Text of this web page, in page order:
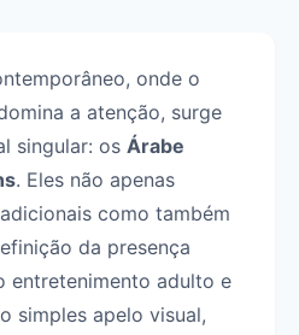
onde o
a atenção, surge
singular: os Árabe
. Eles não apenas
como também
da presença
entretenimento adulto e
simples apelo visual,